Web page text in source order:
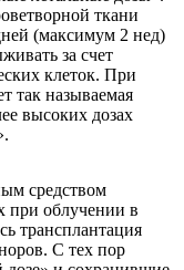
ткани
(максимум 2 нед)
за счет
клеток. При
так называемая
высоких дозах
средством
при облучении в
трансплантация
С тех пор